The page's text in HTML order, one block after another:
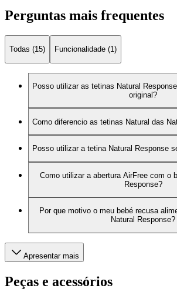
Perguntas mais frequentes
Todas (15) Funcionalidade (1)
Posso utilizar as tetinas Natural
original?
Como diferencio as tetinas Natural das
Posso utilizar a tetina Natural Response
Como utilizar a abertura AirFree com o
Response?
Por que motivo o meu bebé recusa
Natural Response?
Apresentar mais
Peças e acessórios